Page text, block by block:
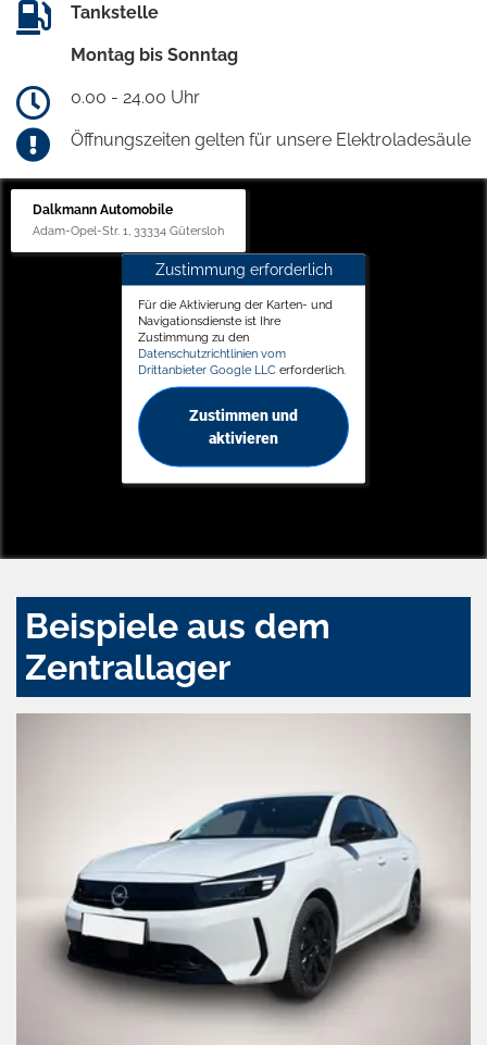
Tankstelle
Montag bis Sonntag
0.00 - 24.00 Uhr
Öffnungszeiten gelten für unsere Elektroladesäule
Dalkmann Automobile
Adam-Opel-Str. 1, 33334 Gütersloh
Zustimmung erforderlich
Für die Aktivierung der Karten- und
Navigationsdienste ist Ihre
Zustimmung zu den
Datenschutzrichtlinien vom
Drittanbieter Google LLC erforderlich.
Zustimmen und
aktivieren
Beispiele aus dem
Zentrallager